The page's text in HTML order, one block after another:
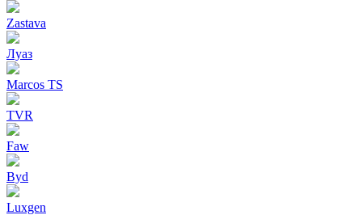
Zastava
Луаз
Marcos TS
TVR
Faw
Byd
Luxgen